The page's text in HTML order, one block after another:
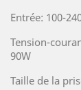
Entrée: 100-
Tension-
90W
Taille de la